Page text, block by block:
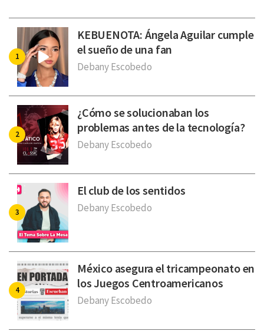
KEBUENOTA: Ángela Aguilar cumple
el sueño de una fan
Debany Escobedo
¿Cómo se solucionaban los
problemas antes de la tecnología?
Debany Escobedo
El club de los sentidos
Debany Escobedo
México asegura el tricampeonato en
los Juegos Centroamericanos
Debany Escobedo